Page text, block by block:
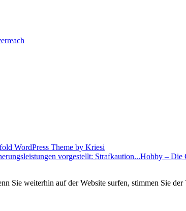
WordPress Theme by Kriesi
vorgestellt: Strafkaution...Hobby – Die
Sie weiterhin auf der Website surfen, stimmen Sie